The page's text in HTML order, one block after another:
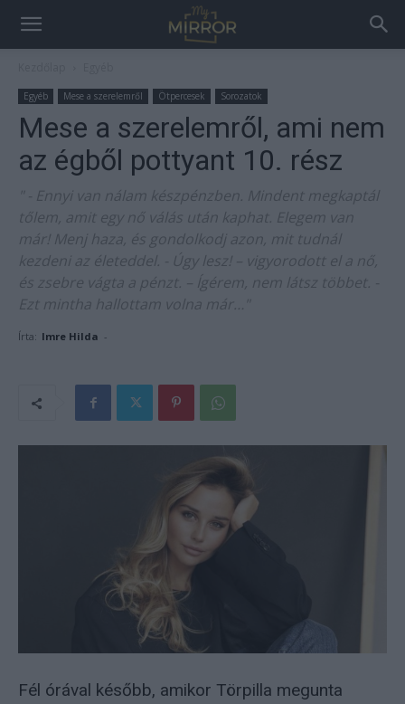
Egyéb Mese a szerelemről Ötpercesek Sorozatok
Mese a szerelemről, ami nem
az égből pottyant 10. rész
" - Ennyi van nálam készpénzben. Mindent megkaptál
tőlem, amit egy nő válás után kaphat. Elegem van
már! Menj haza, és gondolkodj azon, mit tudnál
kezdeni az életeddel. - Úgy lesz! – vigyorodott el a nő,
és zsebre vágta a pénzt. – Ígérem, nem látsz többet. -
Ezt mintha hallottam volna már…"
Írta: Imre Hilda -
Fél órával később, amikor Törpilla megunta